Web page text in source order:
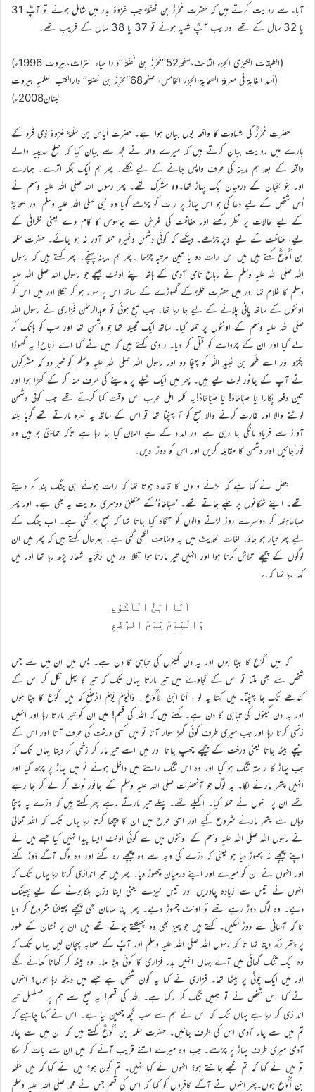
آباء سے روایت کرتے ہیں کہ حضرت مُحْرِزْ بن نَضْلَہؓ جب غزوۂ بدر میں شامل ہوئے تو آپؓ 31
یا 32 سال کے تھے اور جب آپؓ شہید ہوئے تو 37 یا 38 سال کے قریب تھے۔
(الطبقات الكبرٰی الجزء الثالث،صفحہ52‘‘مُحْرِزْ بِنْ نَضْلَةَ’’دارا حیاء التراث،بیروت 1996ء)
(أسد الغابة في معرفة الصحابة،الجزء الخامس، صفحہ68‘‘مُحْرِزْ بن نضلة’’ دارالکتب العلمیہ بیروت
لبنان2008ء)
حضرت مُحْرِزؓ کی شہادت کا واقعہ یوں بیان ہوا ہے۔ حضرت اَیَاس بن سَلَمَہؓ غزوۂ ذِی قَرَد کے
بارے میں روایت بیان کرتے ہیں کہ میرے والد نے مجھ سے بیان کیا کہ صلح حدیبیہ والے
واقعہ کے بعد ہم مدینہ کی طرف واپس جانے کے لیے نکلے۔ پھر ہم ایک جگہ اترے۔ ہمارے
اور بنو لِحْیَان کے درمیان ایک پہاڑ تھا۔وہ مشرک تھے۔ پھر رسول اللہ صلی اللہ علیہ وسلم نے
اُس شخص کے لیے دعا کی جو اس پہاڑ پر رات کو چڑھے گویا وہ نبی صلی اللہ علیہ وسلم اور صحابہؓ
کے لیے حالات پر نظر رکھنے اور حفاظت کی غرض سے جاسوس کا کام دے یعنی نگرانی کے
لیے، حفاظت کے لیے اوپر چڑھے۔ دیکھے کہ کوئی دشمن وغیرہ حملہ آور نہ ہو جائے۔ حضرت سَلَمَہ
بن اَکْوَعؓ کہتے ہیں میں اس رات دو یا تین مرتبہ چڑھا ۔پھر ہم مدینہ پہنچے۔ پھر کہتے ہیں کہ رسول
اللہ صلی اللہ علیہ وسلم نے رَبَاح نامی آدمی کے ہاتھ اپنے اونٹ بھیجے جو رسول اللہ صلی اللہ علیہ
وسلم کا غلام تھا اور میں حضرت طلحہؓ کے گھوڑے کے ساتھ اس پر سوار ہو کر نکلا اور میں اس کو
اونٹوں کے ساتھ پانی پلانے کے لیے جا رہا تھا۔ جب صبح ہوئی تو عبدالرحمٰن فَزَارِی نے رسول اللہ
صلی اللہ علیہ وسلم کے اونٹوں پر حملہ کیا۔ ساتھ ایک قبیلہ تھا جو دشمن تھا اور سب کو ہانک کر
لے گیا اور ان کے چرواہے کو قتل کر دیا۔ راوی کہتے ہیں کہ میں نے کہا اے رَبَاح! یہ گھوڑا
پکڑو اور اسے طَلْحَہ بن عُبَیدِ اللّٰہ کو پہنچا دو اور رسول اللہ صلی اللہ علیہ وسلم کو خبر دو کہ مشرکوں
نے آپ کے جانور لوٹ لیے ہیں۔ پھر میں ایک ٹیلے پر مدینے کی طرف منہ کر کے کھڑا ہوا اور
تین دفعہ پکارا یَا صَبَاحَاہُ! یَا صَبَاحَاہُ!یہ کلمہ اہل عرب اس وقت کہا کرتے تھے جب کوئی دشمن
لوٹنے والا اور غارت کرنے والا صبح کو آ پہنچتا تھا تو اس کے ساتھ یہ نعرہ مارتے تھے گویا بلند
آواز سے فریاد مانگی جا رہی ہے اور امداد کے لیے اعلان کیا جا رہا ہے تاکہ حمایتی جو ہیں وہ
فوراًجائیں اور دشمن کا مقابلہ کریں اور اس کو دوڑا دیں۔
بعض نے کہا ہے کہ لڑنے والوں کا قاعدہ ہوتا تھا کہ رات ہوتے ہی جنگ بند کر دیتے
تھے۔ اپنے ٹھکانوں پر چلے جاتے تھے۔ ‘صَبَاحَاہُ’کے متعلق دوسری روایت یہ بھی ہے۔ اور پھر
صباحاہکہہ کر دوسرے روز لڑنے والوں کو آگاہ کیا جاتا تھا کہ صبح ہو گئی ہے۔ اب جنگ کے
لیے پھر تیار ہو جاؤ۔ لغات الحدیث میں یہ وضاحت لکھی گئی ہے۔ بہرحال کہتے ہیں کہ پھر میں ان
لوگوں کے پیچھے تلاش کرتا ہوا اور انہیں تیر مارتا ہوا نکلا اور میں رَجْزِیہ اشعار پڑھ رہا تھا اور میں
کہہ رہا تھا کہ؎
اَنَا ابْنُ الْاَکْوَع
وَالْیَوْمُ یَوْمُ الرُّضَّعِ
کہ میں اَکْوَع کا بیٹا ہوں اور یہ دن کمینوں کی تباہی کا دن ہے۔ پس میں ان میں سے جس
شخص سے بھی ملتا تو اس کے کجاوے میں تیر مارتا یہاں تک کہ تیر کا پھل نکل کر اس کے
کندھے تک جا پہنچتا۔ میں کہتا یہ لو ، اَنَا ابْنُ الْاَکْوَع ؍ وَالْیَوْمُ یَوْمُ الرُّضَّعِ کہ میں اَکْوَع کا بیٹا ہوں
اور یہ دن کمینوں کی تباہی کا دن ہے۔ کہتے ہیں کہ اللہ کی قسم! میں ان کو تیر مارتا رہا اور انہیں
زخمی کرتا رہا اور جب میری طرف کوئی گھڑ سوار آتا تو میں کسی درخت کی طرف آتا اور اس کے
نیچے بیٹھ جاتا یعنی درخت کے پیچھے چھپ جاتا اور میں اسے تیر مار کر زخمی کر دیتا یہاں تک کہ
جب پہاڑ کا راستہ تنگ ہو گیا اور وہ اس تنگ راستے میں داخل ہوئے تو میں پہاڑ پر چڑھ گیا اور
انہیں پتھر مارنے لگا۔ یہ لوگ جو آنحضرت صلی اللہ علیہ وسلم کے جانور لُوٹ کر لے کر جا رہے
تھے ان پر انہوں نے حملہ کیا۔ اکیلے تھے۔ پہلے تیر مارتے رہے پھر کہتے ہیں کہ درّے پہ پہنچا
وہاں سے پتھر مارنے شروع کیے اور اسی طرح میں ان کا پیچھا کرتا رہا یہاں تک کہ اللہ تعالیٰ
نے رسول اللہ صلی اللہ علیہ وسلم کے اونٹوں میں سے کوئی اونٹ ایسا پیدا نہیں کیا جسے میں نے
اپنے پیچھے نہ چھوڑ دیا ہو یعنی کہ درّے کی وجہ سے وہ پیچھے رہ گئے اور وہ لوگ آگے دَوڑ گئے
اور انہوں نے ان کو میرے اور اپنے درمیان چھوڑ دیا۔ پھر میں تیر اندازی کرتا رہا یہاں تک کہ
انہوں نے تیس سے زیادہ چادریں اور تیس نیزے یعنی اپنا وزن ہلکاہونے کے لیے پھینک
دیے۔ وہ لوگ دوڑ رہے تھے تو اونٹ چھوڑ دیے۔ پھر اپنا سامان بھی پیچھے پھینکنا شروع کر دیا
تا کہ آسانی سے دوڑ سکیں۔ کہتے ہیں جو چیز بھی وہ پھینکتے جاتے تھے میں ان پر نشان کے طور
پر پتھر رکھ دیتا تھا تا کہ رسول اللہ صلی اللہ علیہ وسلم اور آپؐ کے صحابہ پہچان لیں یہاں تک کہ
وہ ایک تنگ گھاٹی میں آئے جہاں انہیں بدر فزاری کا کوئی بیٹا ملا۔ وہ بیٹھ کر کھانا کھانے لگے
اور میں ایک چوٹی پر بیٹھا تھا۔ فزاری نے کہا یہ کون شخص ہے جسے میں دیکھ رہا ہوں؟ انہوں
نے کہا اس شخص نے تو ہمیں تنگ کر رکھا ہے۔ اللہ کی قسم! یہ صبح سے ہم پر مسلسل تیر
اندازی کر رہا ہے یہاں تک کہ اس نے ہم سے سب کچھ چھین لیا ہے۔ اس نے کہا چاہیے کہ
تم میں سے چار آدمی اس کی طرف جائیں۔ حضرت سَلَمَہ بن اَکْوَعؓ کہتے ہیں کہ ان میں سے چار
آدمی میری طرف پہاڑ پر چڑھے۔ جب وہ میرے اتنے قریب آئے کہ میں ان سے بات کر سکا
تو میں نے کہا کہ تم مجھے جانتے ہو؟ انہوں نے کہا نہیں۔ تم کون ہو؟ میں نے کہا کہ میں سَلَمَہ
بن اَکْوَع ہوں۔پھر انہوں نے آگے کافروں کو کہا کہ اس کی قسم جس نے محمد صلی اللہ علیہ وسلم